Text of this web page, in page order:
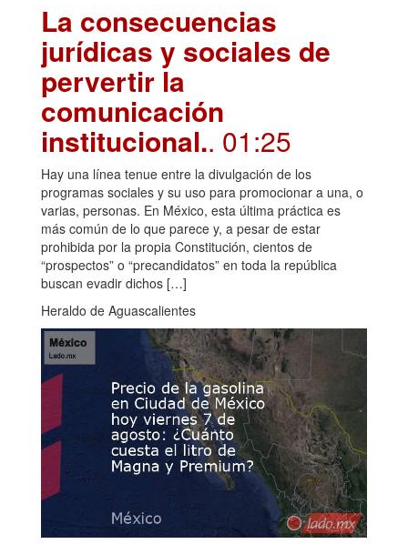
La consecuencias
jurídicas y sociales de
pervertir la
comunicación
institucional.. 01:25
Hay una línea tenue entre la divulgación de los
programas sociales y su uso para promocionar a una, o
varias, personas. En México, esta última práctica es
más común de lo que parece y, a pesar de estar
prohibida por la propia Constitución, cientos de
“prospectos” o “precandidatos” en toda la república
buscan evadir dichos […]
Heraldo de Aguascalientes